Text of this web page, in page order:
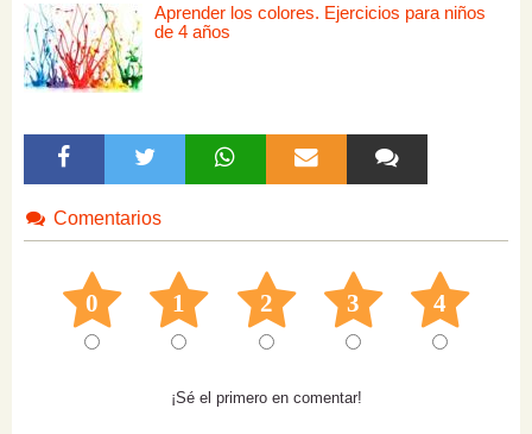
Aprender los colores. Ejercicios para niños
de 4 años
Comentarios
0 1 2 3 4
¡Sé el primero en comentar!